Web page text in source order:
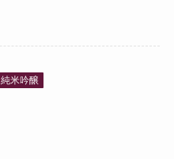
純米吟醸